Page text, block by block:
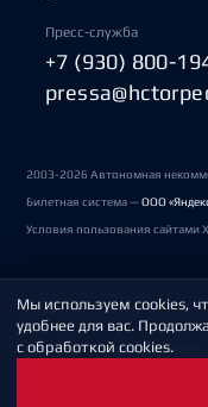
Пресс-служба
+7 (930) 800-
2003-2026 Автономная
Билетная система —ООО
Условия пользования сайтами
Политика обработки
Пользовательское соглашение
Мы используем cookies,
удобнее для вас.
с обработкой cookies.